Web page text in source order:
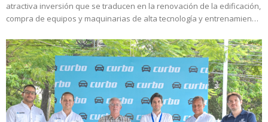
atractiva inversión que se traducen en la renovación de la edificación,
compra de equipos y maquinarias de alta tecnología y entrenamien…